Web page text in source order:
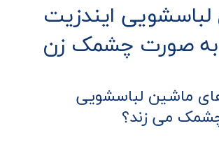
لباسشویی ایندزیت
صورت چشمک زن
ماشین لباسشویی
می زند؟